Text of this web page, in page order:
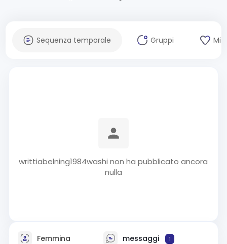
Sequenza temporale Gruppi Mi
writtiabelning1984washi non ha pubblicato ancora
nulla
Femmina messaggi 1